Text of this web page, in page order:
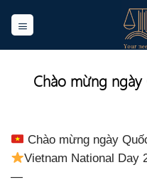
Chào mừng
Chào mừng ngày
Vietnam National Day
—